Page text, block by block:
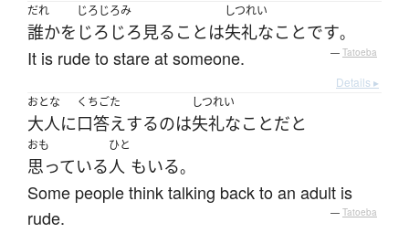
だれ
誰かを
じろじろみ
じろじろ見る ことは
しつれい
失礼なことです。
It is rude to stare at someone. — Tatoeba
Details ▸
おとな
大人に
くちごた
口答えするのは
しつれい
失礼なことだと
おも
思っている
ひと
人 もいる。
Some people think talking back to an adult is
rude.
— Tatoeba